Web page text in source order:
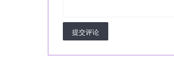
提交评论